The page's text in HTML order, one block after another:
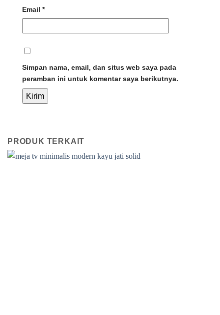
Email *
Simpan nama, email, dan situs web saya pada
peramban ini untuk komentar saya berikutnya.
PRODUK TERKAIT